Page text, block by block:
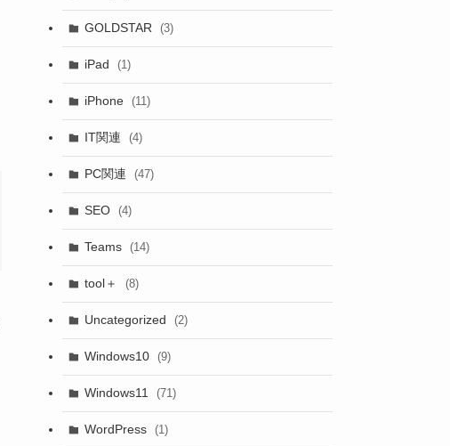
GOLDSTAR (3)
iPad (1)
iPhone (11)
IT関連 (4)
PC関連 (47)
SEO (4)
Teams (14)
tool＋ (8)
Uncategorized (2)
Windows10 (9)
Windows11 (71)
WordPress (1)